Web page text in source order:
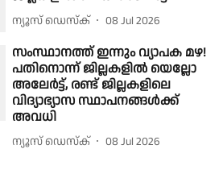
ന്യൂസ് ഡെസ്ക് 08 Jul 2026
സംസ്ഥാനത്ത് ഇന്നും വ്യാപക മഴ!
പതിനൊന്ന് ജില്ലകളിൽ യെല്ലോ
അലേർട്ട്, രണ്ട് ജില്ലകളിലെ
വിദ്യാഭ്യാസ സ്ഥാപനങ്ങൾക്ക്
അവധി
ന്യൂസ് ഡെസ്ക് 08 Jul 2026